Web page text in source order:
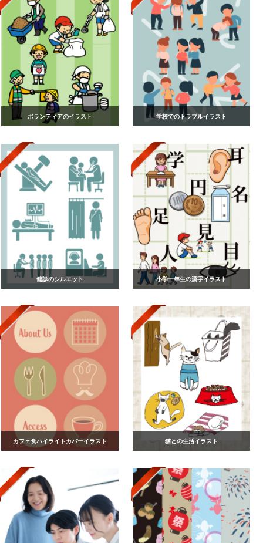
ボランティアのイラスト 学校でのトラブルイラスト
健診のシルエット 小学一年生の漢字イラスト
カフェ食ハイライトカバーイラスト 猫との生活イラスト